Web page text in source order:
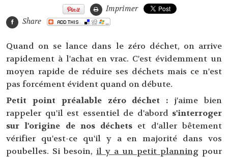
Imprimer
Share
Quand on se lance dans le zéro déchet, on arrive
rapidement à l'achat en vrac. C'est évidemment un
moyen rapide de réduire ses déchets mais ce n'est
pas forcément évident quand on débute.
Petit point préalable zéro déchet : j'aime bien
rappeler qu'il est essentiel de d'abord s'interroger
sur l'origine de nos déchets et d'aller bêtement
vérifier qu'est-ce qu'il y a en majorité dans vos
poubelles. Si besoin, il y a un petit planning pour